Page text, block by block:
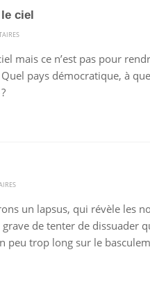
ciel
YEUX
LEVÉS
mais ce n’est pas pour
Quel pays démocratique, à
LEGIFERANDI
un lapsus, qui révèle les
de tenter de dissuader
peu trop long sur le